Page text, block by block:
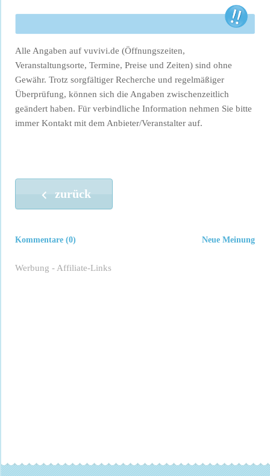
Alle Angaben auf vuvivi.de (Öffnungszeiten,
Veranstaltungsorte, Termine, Preise und Zeiten) sind ohne
Gewähr. Trotz sorgfältiger Recherche und regelmäßiger
Überprüfung, können sich die Angaben zwischenzeitlich
geändert haben. Für verbindliche Information nehmen Sie bitte
immer Kontakt mit dem Anbieter/Veranstalter auf.
zurück
Neue Meinung
Kommentare (0)
Werbung - Affiliate-Links